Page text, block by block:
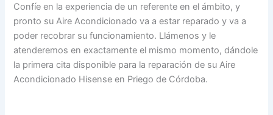
Confíe en la experiencia de un referente en el ámbito, y
pronto su Aire Acondicionado va a estar reparado y va a
poder recobrar su funcionamiento. Llámenos y le
atenderemos en exactamente el mismo momento, dándole
la primera cita disponible para la reparación de su Aire
Acondicionado Hisense en Priego de Córdoba.